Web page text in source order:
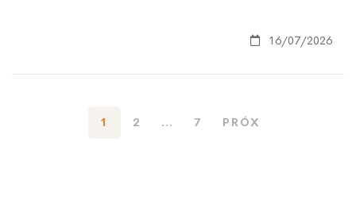
16/07/2026
1 2 … 7 PRÓX